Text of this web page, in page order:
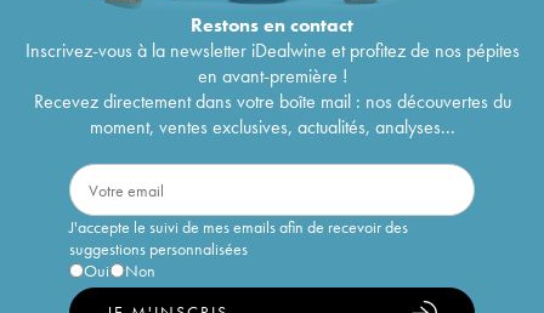
Restons encontact
Inscrivez-vous à la newsletter iDealwine et profitez de nos pépites
en avant-première !
Recevez directement dans votre boîte mail : nos découvertes du
moment, ventes exclusives, actualités, analyses...
J'accepte le suivi de mes emails afin de recevoir des
suggestions personnalisées
Oui
Non